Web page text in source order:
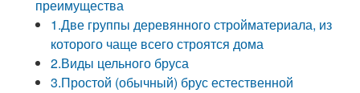
преимущества
1.Две группы деревянного стройматериала, из
которого чаще всего строятся дома
2.Виды цельного бруса
3.Простой (обычный) брус естественной